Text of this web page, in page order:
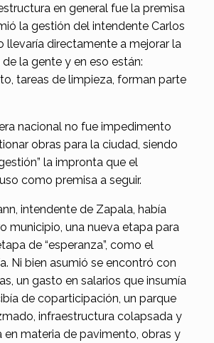
en general fue la premisa
la gestión del intendente Carlos
llevaría directamente a mejorar la
la gente y en eso están:
tareas de limpieza, forman parte
nacional no fue impedimento
obras para la ciudad, siendo
la impronta que el
como premisa a seguir.
intendente de Zapala, había
municipio, una nueva etapa para
de “esperanza”, como el
Ni bien asumió se encontró con
un gasto en salarios que insumía
de coparticipación, un parque
infraestructura colapsada y
en materia de pavimento, obras y